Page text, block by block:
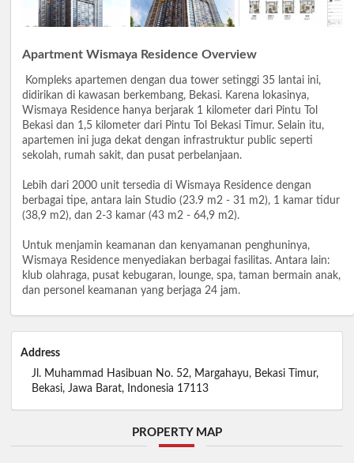
Apartment Wismaya Residence Overview
Kompleks apartemen dengan dua tower setinggi 35 lantai ini,
didirikan di kawasan berkembang, Bekasi. Karena lokasinya,
Wismaya Residence hanya berjarak 1 kilometer dari Pintu Tol
Bekasi dan 1,5 kilometer dari Pintu Tol Bekasi Timur. Selain itu,
apartemen ini juga dekat dengan infrastruktur public seperti
sekolah, rumah sakit, dan pusat perbelanjaan.
Lebih dari 2000 unit tersedia di Wismaya Residence dengan
berbagai tipe, antara lain Studio (23.9 m2 - 31 m2), 1 kamar tidur
(38,9 m2), dan 2-3 kamar (43 m2 - 64,9 m2).
Untuk menjamin keamanan dan kenyamanan penghuninya,
Wismaya Residence menyediakan berbagai fasilitas. Antara lain:
klub olahraga, pusat kebugaran, lounge, spa, taman bermain anak,
dan personel keamanan yang berjaga 24 jam.
Address
Jl. Muhammad Hasibuan No. 52, Margahayu, Bekasi Timur,
Bekasi, Jawa Barat, Indonesia 17113
PROPERTY MAP